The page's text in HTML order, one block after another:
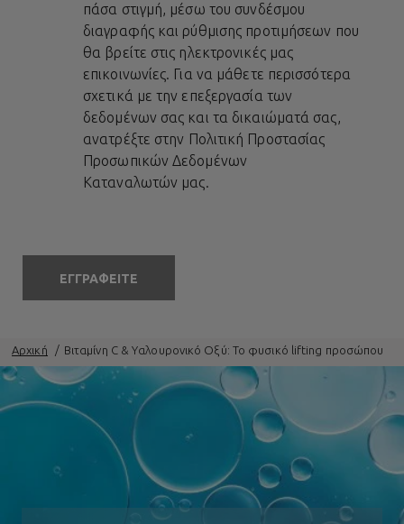
πάσα στιγμή, μέσω του συνδέσμου
διαγραφής και ρύθμισης προτιμήσεων που
θα βρείτε στις ηλεκτρονικές μας
επικοινωνίες. Για να μάθετε περισσότερα
σχετικά με την επεξεργασία των
δεδομένων σας και τα δικαιώματά σας,
ανατρέξτε στην Πολιτική Προστασίας
Προσωπικών Δεδομένων
Καταναλωτών μας.
ΕΓΓΡΑΦΕΙΤΕ
Αρχική Βιταμίνη C & Υαλουρονικό Οξύ: Το φυσικό lifting προσώπου